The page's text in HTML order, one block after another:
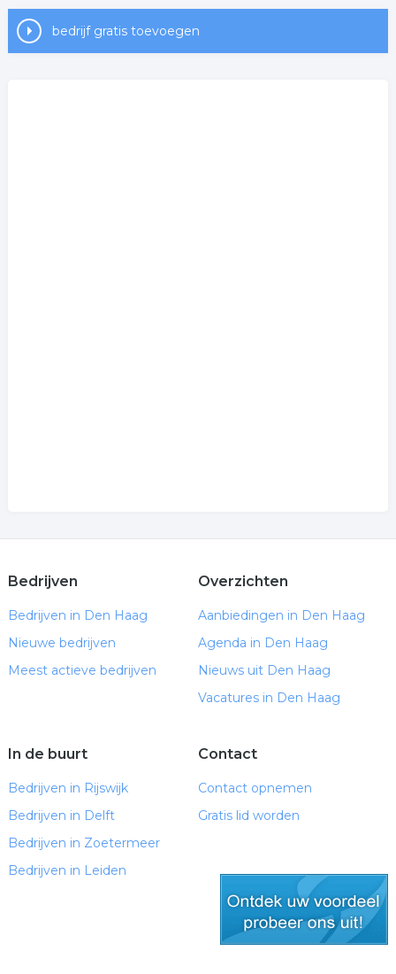
bedrijf gratis toevoegen
Bedrijven
Bedrijven in Den Haag
Nieuwe bedrijven
Meest actieve bedrijven
Overzichten
Aanbiedingen in Den Haag
Agenda in Den Haag
Nieuws uit Den Haag
Vacatures in Den Haag
In de buurt
Bedrijven in Rijswijk
Bedrijven in Delft
Bedrijven in Zoetermeer
Bedrijven in Leiden
Contact
Contact opnemen
Gratis lid worden